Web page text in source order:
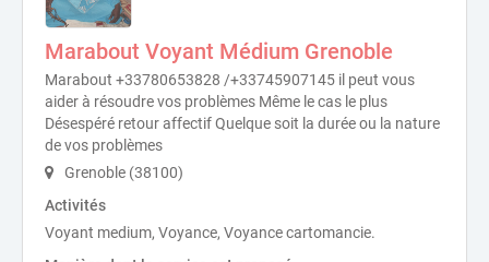
Marabout Voyant Médium Grenoble
Marabout +33780653828 /+33745907145 il peut vous
aider à résoudre vos problèmes Même le cas le plus
Désespéré retour affectif Quelque soit la durée ou la nature
de vos problèmes
Grenoble (38100)
Activités
Voyant medium, Voyance, Voyance cartomancie.